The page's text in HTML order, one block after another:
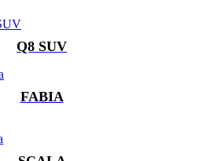
Q8 SUV
FABIA